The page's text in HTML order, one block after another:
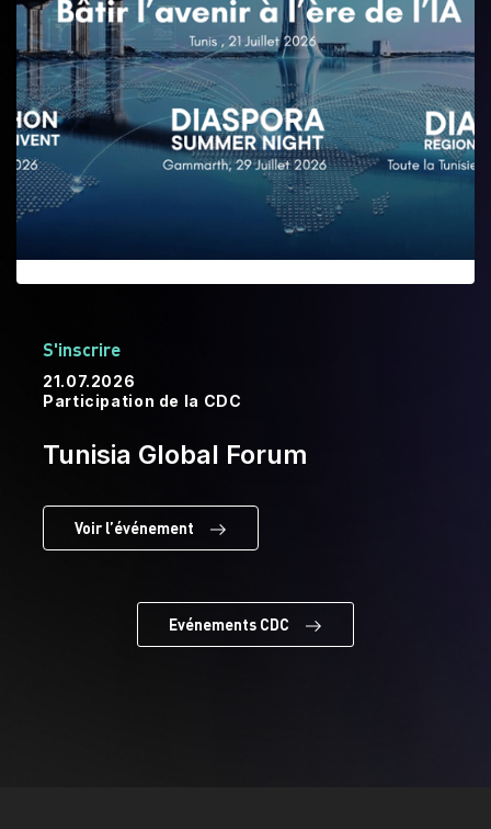
S'inscrire
21.07.2026
Participation de la CDC
Tunisia Global Forum
Voir l’événement
Evénements CDC